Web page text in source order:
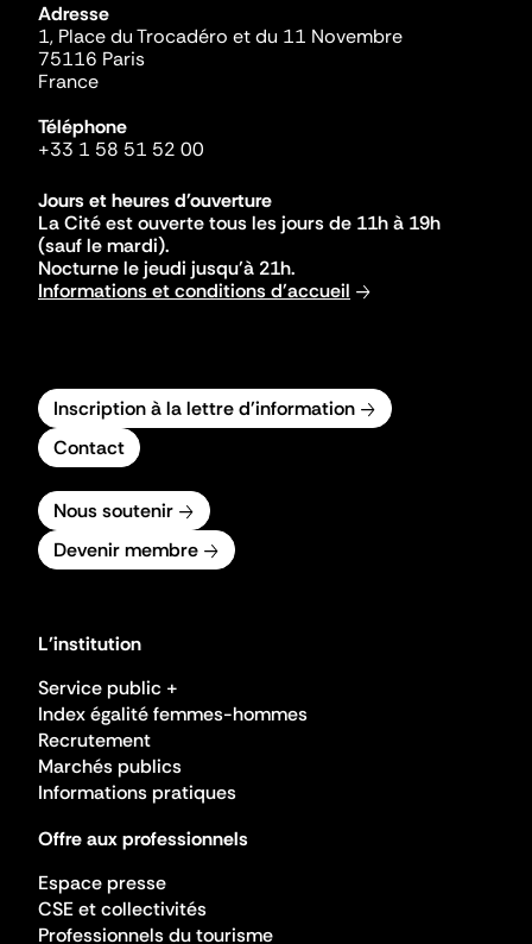
Adresse
1, Place du Trocadéro et du 11 Novembre
75116 Paris
France
Téléphone
+33 1 58 51 52 00
Jours et heures d'ouverture
La Cité est ouverte tous les jours de 11h à 19h
(sauf le mardi).
Nocturne le jeudi jusqu'à 21h.
Informations et conditions d'accueil
Inscription à la lettre d'information
Contact
Nous soutenir
Devenir membre
L'institution
Service public +
Index égalité femmes-hommes
Recrutement
Marchés publics
Informations pratiques
Offre aux professionnels
Espace presse
CSE et collectivités
Professionnels du tourisme